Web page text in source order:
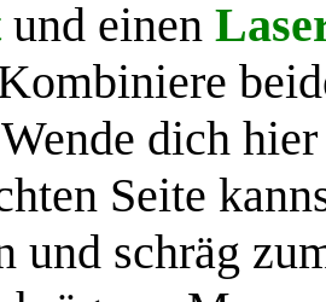
und einen
dich
Seite
und schräg